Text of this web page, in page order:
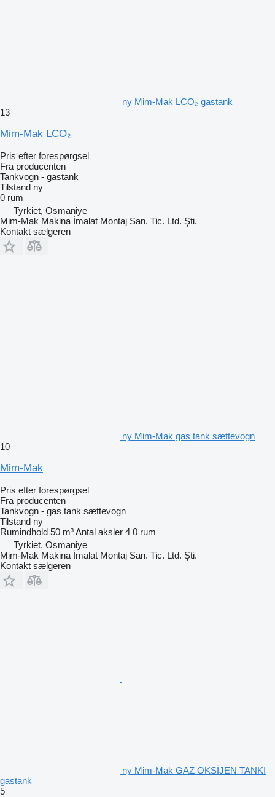
ny Mim-Mak LCO₂ gastank
13
Mim-Mak LCO₂
Pris efter forespørgsel
Fra producenten
Tankvogn - gastank
Tilstand ny
0 rum
Tyrkiet, Osmaniye
Mim-Mak Makina İmalat Montaj San. Tic. Ltd. Şti.
Kontakt sælgeren
ny Mim-Mak gas tank sættevogn
10
Mim-Mak
Pris efter forespørgsel
Fra producenten
Tankvogn - gas tank sættevogn
Tilstand ny
Rumindhold 50 m³Antal aksler 4 0 rum
Tyrkiet, Osmaniye
Mim-Mak Makina İmalat Montaj San. Tic. Ltd. Şti.
Kontakt sælgeren
ny Mim-Mak GAZ OKSİJEN TANKI
gastank
5